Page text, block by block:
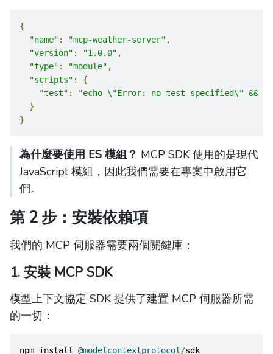
{
"name" : "mcp-weather-server" ,
"version" : "1.0.0" ,
"type" : "module" ,
"scripts" :
{
"test" :
"echo \"Error: no test specified\" &&
}
}
為什麼要使用 ES 模組？ MCP SDK 使用的是現代
JavaScript 模組，因此我們需要在專案中啟用它
們。
第 2 步：安裝依賴項
我們的 MCP 伺服器需要兩個關鍵庫：
1. 安裝 MCP SDK
模型上下文協定 SDK 提供了建置 MCP 伺服器所需
的一切：
npm install @modelcontextprotocol /sdk